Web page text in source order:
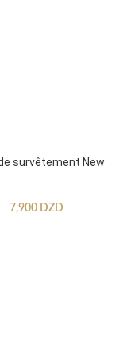
survêtement New
7,900 DZD